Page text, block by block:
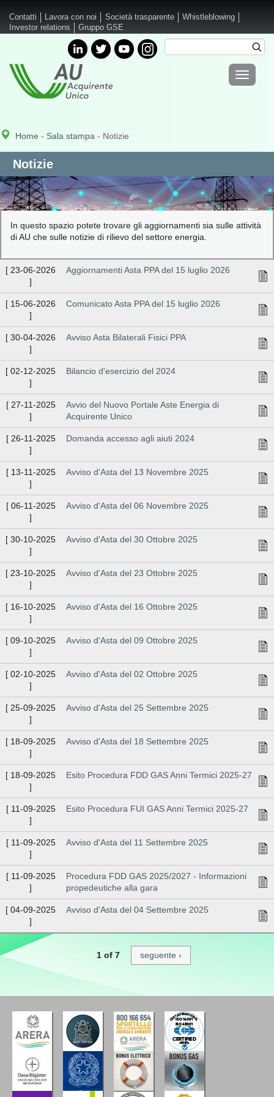
Contatti Lavora con noi Società trasparente
Whistleblowing
Investor relations
Gruppo GSE
Form di
Toggle
Home - Sala stampa - Notizie
Notizie
In questo spazio potete trovare gli aggiornamenti sia sulle attività
di AU che sulle notizie di rilievo del settore energia.
[ 23-06-2026
]
Aggiornamenti Asta PPA del 15 luglio 2026
[ 15-06-2026
]
Comunicato Asta PPA del 15 luglio 2026
[ 30-04-2026
]
Avviso Asta Bilaterali Fisici PPA
[ 02-12-2025
]
Bilancio d'esercizio del 2024
[ 27-11-2025
]
Avvio del Nuovo Portale Aste Energia di
Acquirente Unico
[ 26-11-2025
]
Domanda accesso agli aiuti 2024
[ 13-11-2025
]
Avviso d'Asta del 13 Novembre 2025
[ 06-11-2025
]
Avviso d'Asta del 06 Novembre 2025
[ 30-10-2025
]
Avviso d'Asta del 30 Ottobre 2025
[ 23-10-2025
]
Avviso d'Asta del 23 Ottobre 2025
[ 16-10-2025
]
Avviso d'Asta del 16 Ottobre 2025
[ 09-10-2025
]
Avviso d'Asta del 09 Ottobre 2025
[ 02-10-2025
]
Avviso d'Asta del 02 Ottobre 2025
[ 25-09-2025
]
Avviso d'Asta del 25 Settembre 2025
[ 18-09-2025
]
Avviso d'Asta del 18 Settembre 2025
[ 18-09-2025
]
Esito Procedura FDD GAS Anni Termici 2025-27
[ 11-09-2025
]
Esito Procedura FUI GAS Anni Termici 2025-27
[ 11-09-2025
]
Avviso d'Asta del 11 Settembre 2025
[ 11-09-2025
]
Procedura FDD GAS 2025/2027 - Informazioni
propedeutiche alla gara
[ 04-09-2025
]
Avviso d'Asta del 04 Settembre 2025
1 of 7 seguente ›